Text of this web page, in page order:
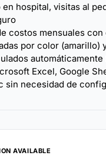
hospital, visitas al
costos mensuales con
por color (amarillo)
automáticamente
Excel, Google
sin necesidad de
AVAILABLE